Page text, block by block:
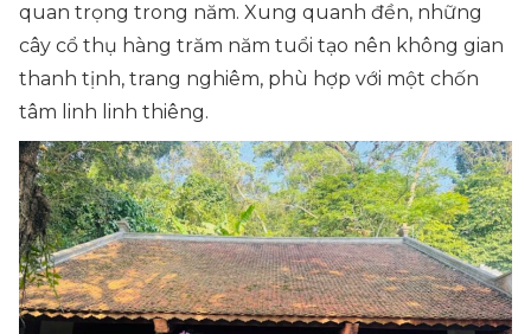
quan trọng trong năm. Xung quanh đền, những
cây cổ thụ hàng trăm năm tuổi tạo nên không gian
thanh tịnh, trang nghiêm, phù hợp với một chốn
tâm linh linh thiêng.